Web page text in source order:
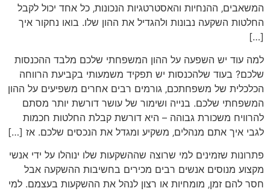
המשאבים‚ ההנחיות והאסטרטגיות הנכונות‚ כל אחד יכול לקבל
החלטות השקעה נבונות ולהגדיל את ההון שלו. בואו נחקור איך
[…]
למה עוד יש השפעה על ההון המשפחתי שלכם מלבד ההכנסות
שלכם? בעוד שלהכנסות יש תפקיד משמעותי בקביעת הרווחה
הכלכלית של משפחתכם‚ גורמים רבים אחרים משפיעים על ההון
המשפחתי שלכם. בנייה ושימור של עושר דורשת יותר מסתם
להרוויח משכורת גבוהה – היא דורשת קבלת החלטות חכמות
לגבי איך אתם מנהלים‚ משקיע ומגדל את הנכסים שלכם. אז […]
פתרונות שזמינים למי שרוצה שההשקעות שלו ינוהלו על ידי אנשי
מקצוע מנוסים אנשים רבים מכירים בחשיבות ההשקעה אבל
חסר להם זמן‚ מומחיות או רצון לנהל את ההשקעות בעצמם. למי